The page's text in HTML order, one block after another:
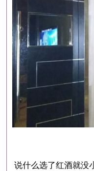
说什么选了红酒就没